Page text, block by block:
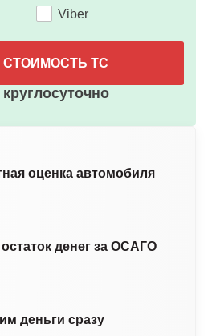
Viber
СТОИМОСТЬ ТС
оценка автомобиля
денег за ОСАГО
деньги сразу